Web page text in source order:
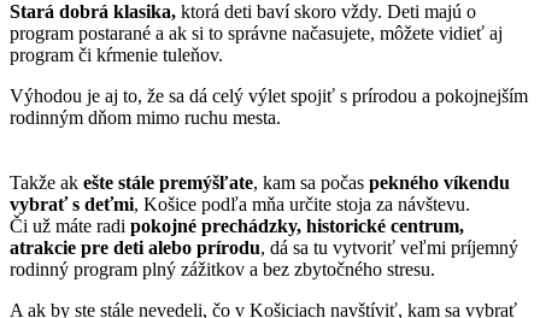
Stará dobrá klasika, ktorá deti baví skoro vždy. Deti majú o
program postarané a ak si to správne načasujete, môžete vidieť aj
program či kŕmenie tuleňov.
Výhodou je aj to, že sa dá celý výlet spojiť s prírodou a pokojnejším
rodinným dňom mimo ruchu mesta.
Takže ak ešte stále premýšľate, kam sa počas pekného víkendu
vybrať s deťmi, Košice podľa mňa určite stoja za návštevu.
Či už máte radi pokojné prechádzky, historické centrum,
atrakcie pre deti alebo prírodu, dá sa tu vytvoriť veľmi príjemný
rodinný program plný zážitkov a bez zbytočného stresu.
A ak by ste stále nevedeli, čo v Košiciach navštíviť, kam sa vybrať